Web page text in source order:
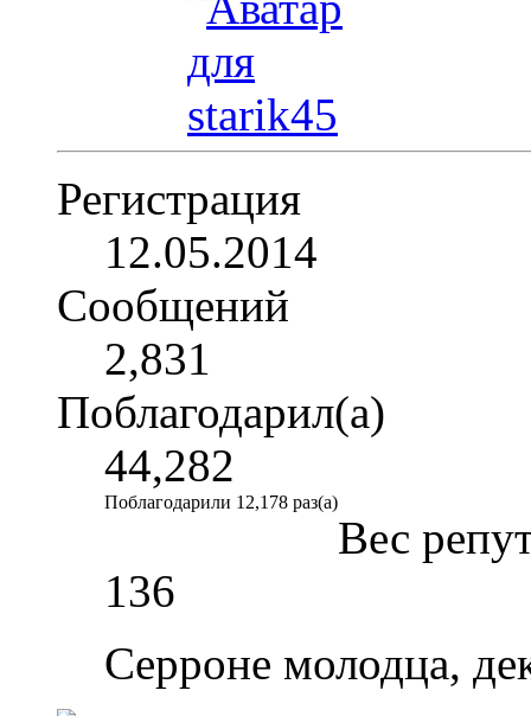
Регистрация
12.05.2014
Сообщений
2,831
Поблагодарил(а)
44,282
Поблагодарили 12,178 раз(а)
Вес
136
Серроне молодца,